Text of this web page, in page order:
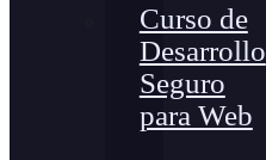
Curso de
Desarrollo
Seguro
para Web